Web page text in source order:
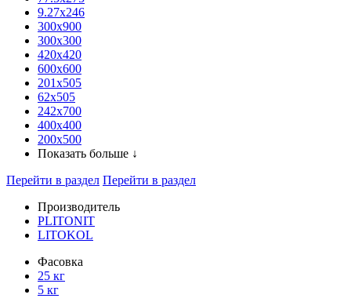
9.27x246
300x900
300x300
420х420
600х600
201х505
62х505
242х700
400х400
200х500
Показать больше ↓
Перейти в раздел Перейти в раздел
Производитель
PLITONIT
LITOKOL
Фасовка
25 кг
5 кг